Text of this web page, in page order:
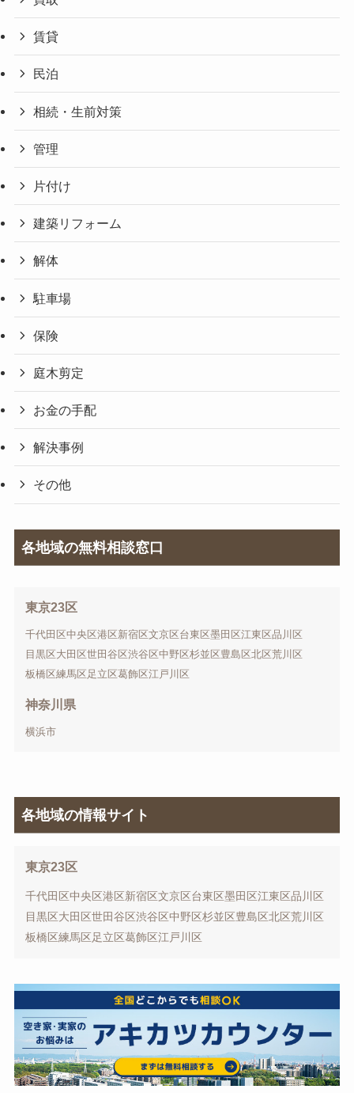
賃貸
民泊
相続・生前対策
管理
片付け
建築リフォーム
解体
駐車場
保険
庭木剪定
お金の手配
解決事例
その他
各地域の無料相談窓口
東京23区
千代田区中央区港区新宿区文京区台東区墨田区江東区品川区
目黒区大田区世田谷区渋谷区中野区杉並区豊島区北区荒川区
板橋区練馬区 足立区葛飾区江戸川区
神奈川県
横浜市
各地域の情報サイト
東京23区
千代田区中央区港区新宿区文京区台東区墨田区江東区品川区
目黒区大田区世田谷区渋谷区中野区杉並区豊島区北区荒川区
板橋区練馬区足立区葛飾区江戸川区